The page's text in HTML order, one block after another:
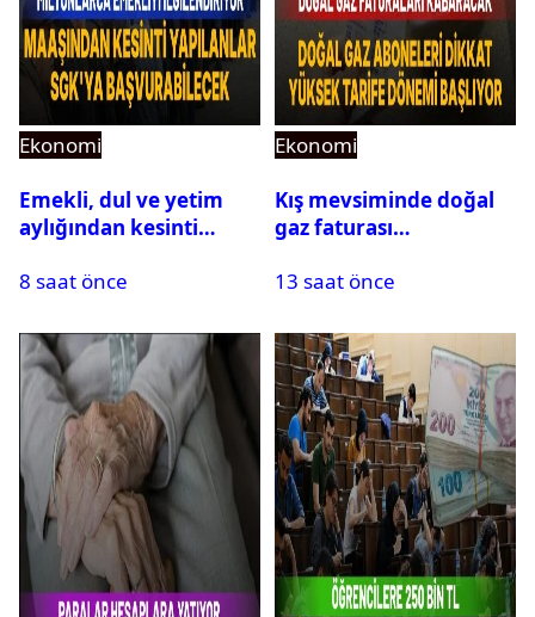
Ekonomi
Emekli, dul ve yetim
aylığından kesinti
başvurabilecek
8 saat önce
Ekonomi
Kış mevsiminde doğal
gaz faturası
Abonelerin yüzde 35-
13 saat önce